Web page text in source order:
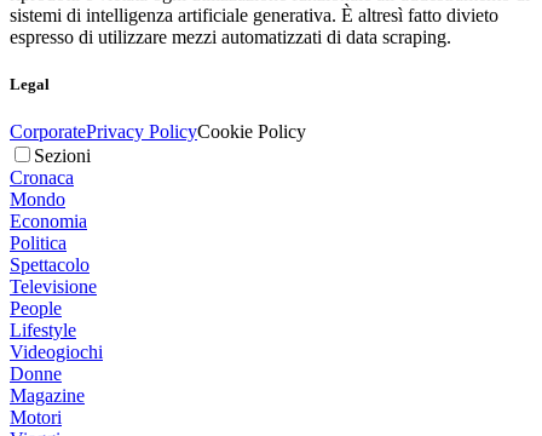
sistemi di intelligenza artificiale generativa. È altresì fatto divieto
espresso di utilizzare mezzi automatizzati di data scraping.
Legal
CorporatePrivacy PolicyCookie Policy
Sezioni
Cronaca
Mondo
Economia
Politica
Spettacolo
Televisione
People
Lifestyle
Videogiochi
Donne
Magazine
Motori